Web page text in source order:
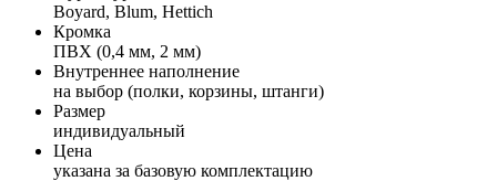
Boyard, Blum, Hettich
Кромка
ПВХ (0,4 мм, 2 мм)
Внутреннее наполнение
на выбор (полки, корзины, штанги)
Размер
индивидуальный
Цена
указана за базовую комплектацию